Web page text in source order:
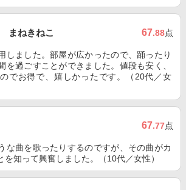
まねきねこ 67.88点
しました。部屋が広かったので、踊ったり
を過ごすことができました。値段も安く、
でお得で、嬉しかったです。（20代／女
67.77点
な曲を歌ったりするのですが、その曲がカ
を知って興奮しました。（10代／女性）